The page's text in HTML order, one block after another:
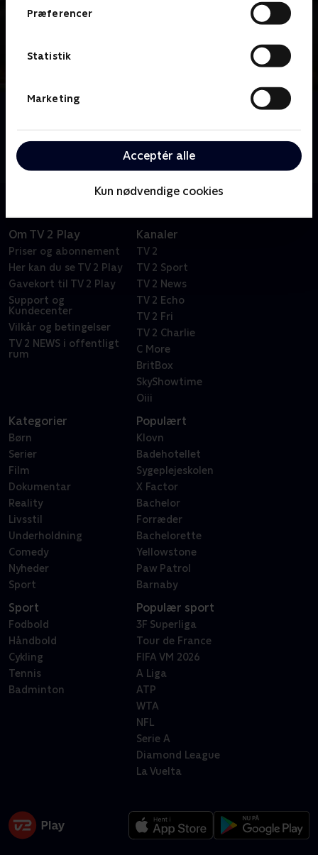
Præferencer
Statistik
Marketing
Acceptér alle
Kun nødvendige cookies
kuppel - og nu gælder det blot om at overleve i en
hverdag fyldt med spørgsmål og paranoia.
Om TV 2 Play
Priser og abonnement
Her kan du se TV 2 Play
Gavekort til TV 2 Play
Support og
Kundecenter
Vilkår og betingelser
TV 2 NEWS i offentligt
rum
Kanaler
TV 2
TV 2 Sport
TV 2 News
TV 2 Echo
TV 2 Fri
TV 2 Charlie
C More
BritBox
SkyShowtime
Oiii
Kategorier
Børn
Serier
Film
Dokumentar
Reality
Livsstil
Underholdning
Comedy
Nyheder
Sport
Populært
Klovn
Badehotellet
Sygeplejeskolen
X Factor
Bachelor
Forræder
Bachelorette
Yellowstone
Paw Patrol
Barnaby
Sport
Fodbold
Håndbold
Cykling
Tennis
Badminton
Populær sport
3F Superliga
Tour de France
FIFA VM 2026
A Liga
ATP
WTA
NFL
Serie A
Diamond League
La Vuelta